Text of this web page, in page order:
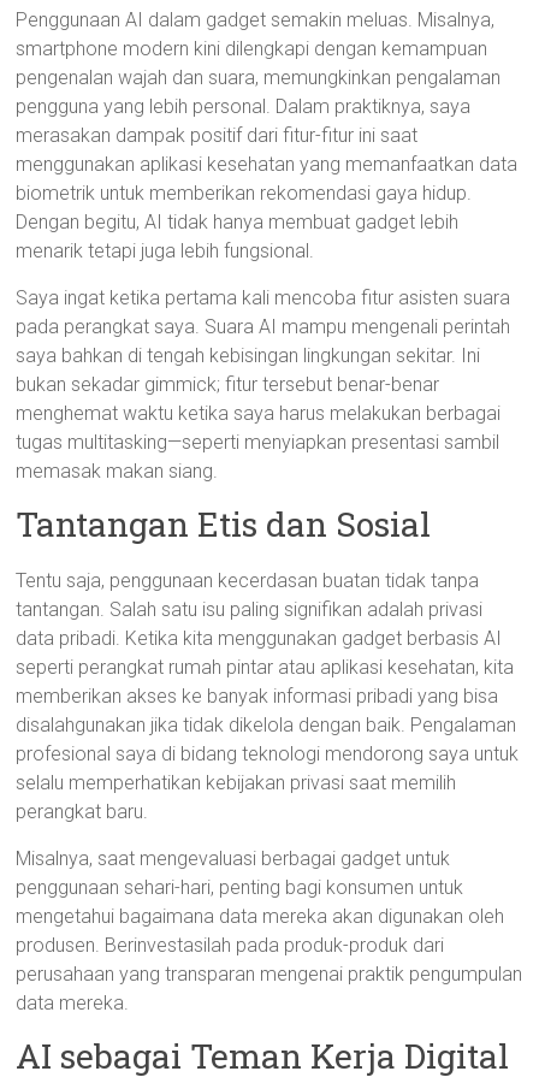
Penggunaan AI dalam gadget semakin meluas. Misalnya,
smartphone modern kini dilengkapi dengan kemampuan
pengenalan wajah dan suara, memungkinkan pengalaman
pengguna yang lebih personal. Dalam praktiknya, saya
merasakan dampak positif dari fitur-fitur ini saat
menggunakan aplikasi kesehatan yang memanfaatkan data
biometrik untuk memberikan rekomendasi gaya hidup.
Dengan begitu, AI tidak hanya membuat gadget lebih
menarik tetapi juga lebih fungsional.
Saya ingat ketika pertama kali mencoba fitur asisten suara
pada perangkat saya. Suara AI mampu mengenali perintah
saya bahkan di tengah kebisingan lingkungan sekitar. Ini
bukan sekadar gimmick; fitur tersebut benar-benar
menghemat waktu ketika saya harus melakukan berbagai
tugas multitasking—seperti menyiapkan presentasi sambil
memasak makan siang.
Tantangan Etis dan Sosial
Tentu saja, penggunaan kecerdasan buatan tidak tanpa
tantangan. Salah satu isu paling signifikan adalah privasi
data pribadi. Ketika kita menggunakan gadget berbasis AI
seperti perangkat rumah pintar atau aplikasi kesehatan, kita
memberikan akses ke banyak informasi pribadi yang bisa
disalahgunakan jika tidak dikelola dengan baik. Pengalaman
profesional saya di bidang teknologi mendorong saya untuk
selalu memperhatikan kebijakan privasi saat memilih
perangkat baru.
Misalnya, saat mengevaluasi berbagai gadget untuk
penggunaan sehari-hari, penting bagi konsumen untuk
mengetahui bagaimana data mereka akan digunakan oleh
produsen. Berinvestasilah pada produk-produk dari
perusahaan yang transparan mengenai praktik pengumpulan
data mereka.
AI sebagai Teman Kerja Digital